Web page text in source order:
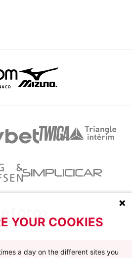
YOUR COOKIES
a day on the different sites you